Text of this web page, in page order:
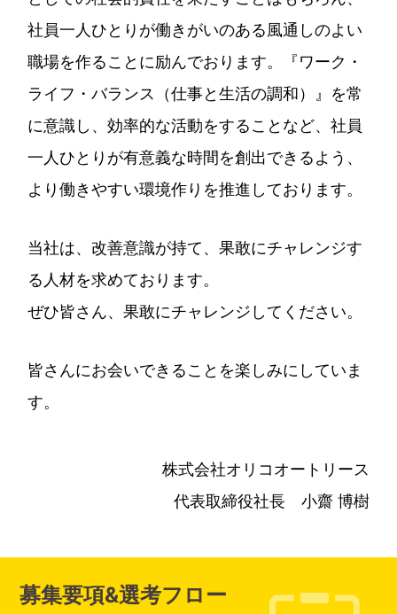
社員一人ひとりが働きがいのある風通しのよい
職場を作ることに励んでおります。『ワーク・
ライフ・バランス（仕事と生活の調和）』を常
に意識し、効率的な活動をすることなど、社員
一人ひとりが有意義な時間を創出できるよう、
より働きやすい環境作りを推進しております。
当社は、改善意識が持て、果敢にチャレンジす
る人材を求めております。
ぜひ皆さん、果敢にチャレンジしてください。
皆さんにお会いできることを楽しみにしていま
す。
株式会社オリコオートリース
代表取締役社長 小齋 博樹
募集要項&選考フロー